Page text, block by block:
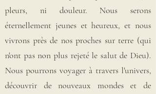
pleurs, ni douleur. Nous serons
éternellement jeunes et heureux, et nous
vivrons près de nos proches sur terre (qui
n'ont pas non plus rejeté le salut de Dieu).
Nous pourrons voyager à travers l'univers,
découvrir de nouveaux mondes et de